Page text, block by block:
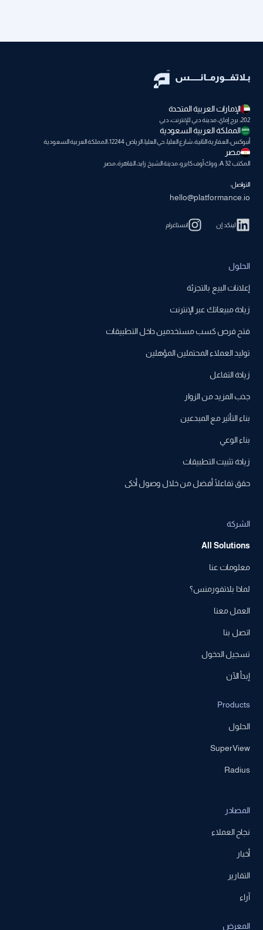
الإمارات العربية المتحدة
202، برج إماي، مدينة دبي للإنترنت، دبي
المملكة العربية السعودية
أنبوكس، العقارية الثانية، شارع العليا، حي العليا، الرياض 12244، المملكة العربية السعودية
مصر
المكتب A 32، ووك أوف كايرو، مدينة الشيخ زايد، القاهرة، مصر
التواصل:
hello@platformance.io
لينكد إن انستاغرام
الحلول
إعلانات البيع بالتجزئة
زيادة مبيعاتك عبر الإنترنت
فتح فرص كسب مستخدمين داخل التطبيقات
توليد العملاء المحتملين المؤهلين
زيادة التفاعل
جذب المزيد من الزوار
بناء التأثير مع المبدعين
بناء الوعي
زيادة تثبيت التطبيقات
حقق تفاعلًا أفضل من خلال وصول أذكى
الشركة
All Solutions
معلومات عنا
لماذا بلاتفورمنس؟
العمل معنا
اتصل بنا
تسجيل الدخول
إبدأ الآن
Products
الحلول
SuperView
Radius
المصادر
نجاح العملاء
أخبار
التقارير
آراء
المعرض